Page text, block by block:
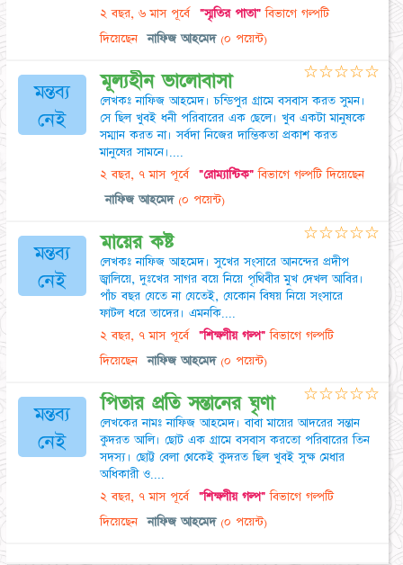
২ বছর, ৬ মাস পূর্বে "স্মৃতির পাতা"বিভাগে গল্পটি
দিয়েছেন
নাফিজ আহমেদ (০ পয়েন্ট)
মন্তব্য
নেই
মূল্যহীন ভালোবাসা
লেখকঃ নাফিজ আহমেদ। চন্ডিপুর গ্রামে বসবাস করত সুমন।
সে ছিল খুবই ধনী পরিবারের এক ছেলে। খুব একটা মানুষকে
সম্মান করত না। সর্বদা নিজের দাম্ভিকতা প্রকাশ করত
মানুষের সামনে।....
২ বছর, ৭ মাস পূর্বে "রোম্যান্টিক"বিভাগে গল্পটি দিয়েছেন
নাফিজ আহমেদ (০ পয়েন্ট)
☆☆☆☆☆
মন্তব্য
নেই
মায়ের কষ্ট
লেখকঃ নাফিজ আহমেদ। সুখের সংসারে আনন্দের প্রদীপ
জ্বালিয়ে, দুঃখের সাগর বয়ে নিয়ে পৃথিবীর মুখ দেখল আবির।
পাঁচ বছর যেতে না যেতেই, যেকোন বিষয় নিয়ে সংসারে
ফাটল ধরে তাদের। এমনকি....
২ বছর, ৭ মাস পূর্বে "শিক্ষণীয় গল্প"বিভাগে গল্পটি
দিয়েছেন
নাফিজ আহমেদ (০ পয়েন্ট)
☆☆☆☆☆
মন্তব্য
নেই
পিতার প্রতি সন্তানের ঘৃণা
লেখকের নামঃ নাফিজ আহমেদ। বাবা মায়ের আদরের সন্তান
কুদরত আলি। ছোট এক গ্রামে বসবাস করতো পরিবারের তিন
সদস্য। ছোট্ট বেলা থেকেই কুদরত ছিল খুবই সুক্ষ মেধার
অধিকারী ও....
২ বছর, ৭ মাস পূর্বে "শিক্ষণীয় গল্প"বিভাগে গল্পটি
দিয়েছেন
নাফিজ আহমেদ (০ পয়েন্ট)
☆☆☆☆☆